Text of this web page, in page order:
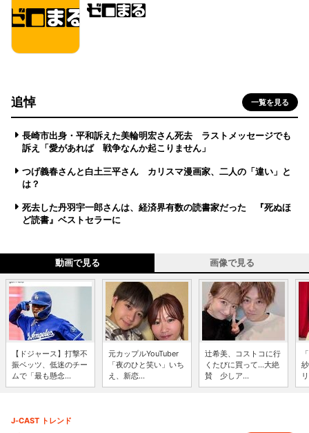
追悼 一覧を見る
長崎市出身・平和訴えた美輪明宏さん死去 ラストメッセージでも
訴え「愛があれば 戦争なんか起こりません」
つげ義春さんと白土三平さん カリスマ漫画家、二人の「違い」と
は？
死去した丹羽宇一郎さんは、経済界有数の読書家だった 『死ぬほ
ど読書』ベストセラーに
動画で見る 画像で見る
【ドジャース】打撃不
振ベッツ、低迷のチー
ムで「最も懸念...
元カップルYouTuber
「夜のひと笑い」いち
え、新恋...
辻希美、コストコに行
くたびに買って...大絶
賛 少しア...
J-CAST トレンド